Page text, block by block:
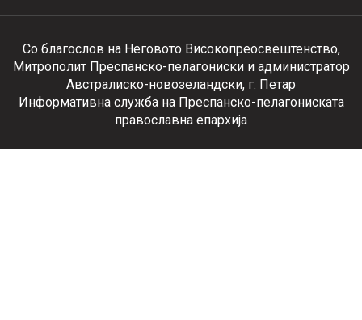
Со благослов на Неговото Високопреосвештенство,
Митрополит Преспанско-пелагониски и администратор
Австралиско-новозеландски, г. Петар
Информативна служба на Преспанско-пелагониската
православна епархија